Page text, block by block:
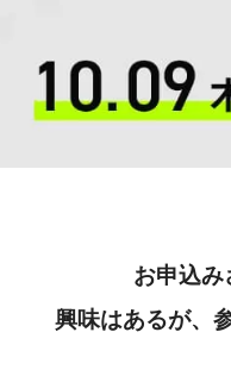
お申込み
興味はあるが、